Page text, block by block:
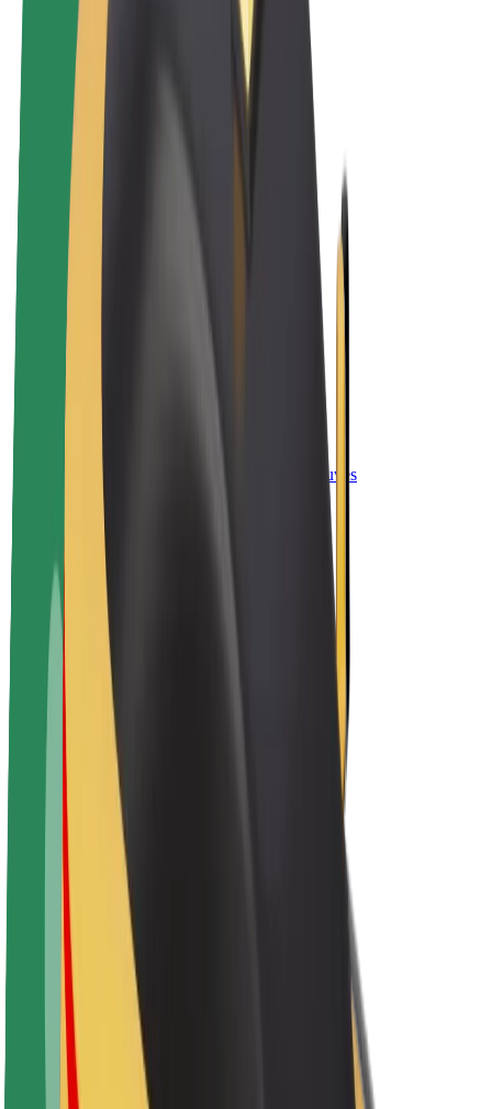
Paspirtukai
„Bolt Market“
„Bolt Food“
„Bolt for Business“
El. dviračiai
Kurjeriai
„Bolt Food“ restoranai ir parduotuvės
Automobilių nuomos parkai
Franšizės
Apie mus
Karjera
Apie „Bolt“
„Bolt“ tvarumo politika
Projektas „Zero“
Tinklaraštis
Naujienų centras
Prekių ženklo gairės
Misija
Investuotojams
Vadovybė
Prekės ženklas
Žiniasklaidai
„Urban Fund“